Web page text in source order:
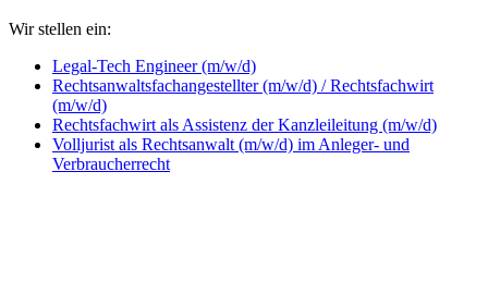
Wir stellen ein:
Legal-Tech Engineer (m/w/d)
Rechtsanwaltsfachangestellter (m/w/d) / Rechtsfachwirt
(m/w/d)
Rechtsfachwirt als Assistenz der Kanzleileitung (m/w/d)
Volljurist als Rechtsanwalt (m/w/d) im Anleger- und
Verbraucherrecht